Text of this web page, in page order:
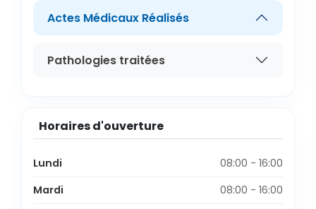
Actes Médicaux Réalisés
Pathologies traitées
Horaires d'ouverture
Lundi
08:00 - 16:00
Mardi
08:00 - 16:00